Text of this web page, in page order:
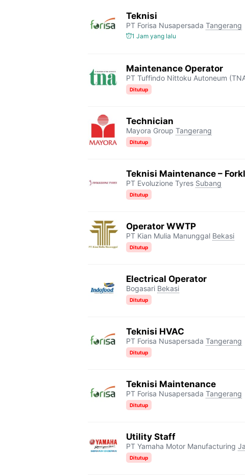
Teknisi
PT Forisa Nusapersada Tangerang
1 Jam yang lalu
Maintenance Operator
PT Tuffindo Nittoku Autoneum
Ditutup
Technician
Mayora Group Tangerang
Ditutup
Teknisi Maintenance –
PT Evoluzione Tyres Subang
Ditutup
Operator WWTP
PT Kian Mulia Manunggal Bekasi
Ditutup
Electrical Operator
Bogasari Bekasi
Ditutup
Teknisi HVAC
PT Forisa Nusapersada Tangerang
Ditutup
Teknisi Maintenance
PT Forisa Nusapersada Tangerang
Ditutup
Utility Staff
PT Yamaha Motor Manufacturing
Ditutup